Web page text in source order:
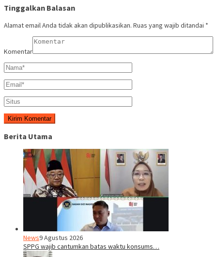
Tinggalkan Balasan
Alamat email Anda tidak akan dipublikasikan. Ruas yang wajib ditandai *
Komentar
Berita Utama
News9 Agustus 2026
SPPG wajib cantumkan batas waktu konsums…